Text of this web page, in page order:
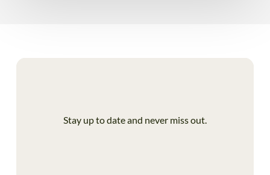
Stay up to date and never miss out.